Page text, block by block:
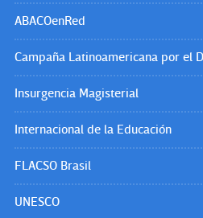
ABACOenRed
Campaña Latinoamericana por el
Insurgencia Magisterial
Internacional de la Educación
FLACSO Brasil
UNESCO